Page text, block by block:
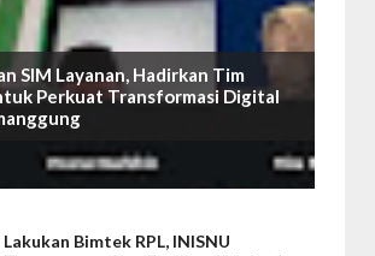
SIM Layanan, Hadirkan Tim
Perkuat Transformasi Digital
Lakukan Bimtek RPL, INISNU